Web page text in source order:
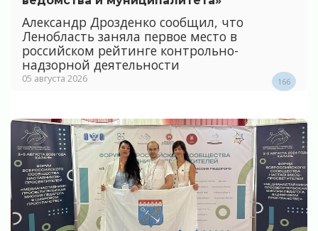
Александр Дрозденко сообщил, что
Ленобласть заняла первое место в
российском рейтинге контрольно-
надзорной деятельности
05 августа 2026 166